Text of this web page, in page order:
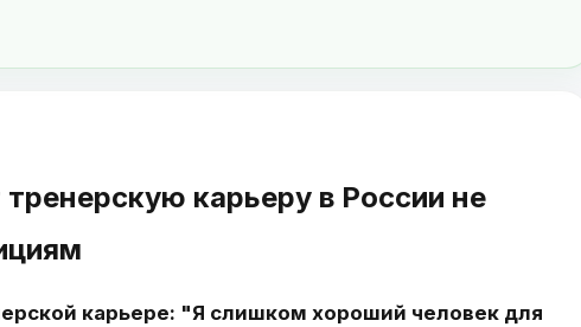
карьеру в России не
карьере: "Я слишком хороший человек для